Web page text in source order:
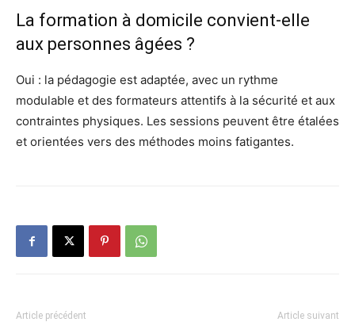
La formation à domicile convient-elle
aux personnes âgées ?
Oui : la pédagogie est adaptée, avec un rythme
modulable et des formateurs attentifs à la sécurité et aux
contraintes physiques. Les sessions peuvent être étalées
et orientées vers des méthodes moins fatigantes.
Article précédent Article suivant